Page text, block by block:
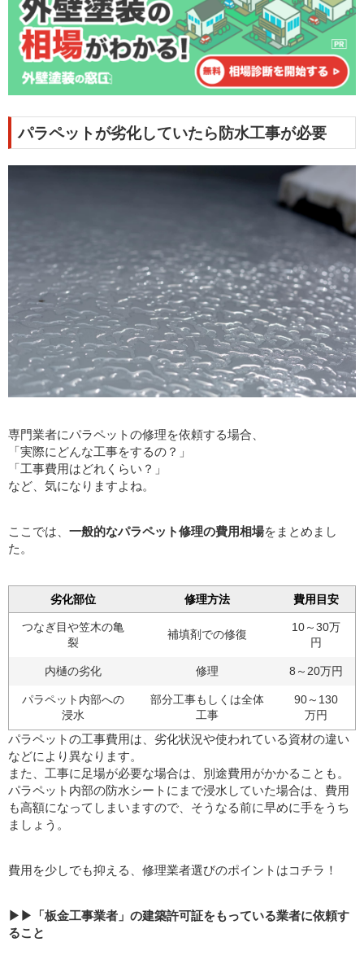
パラペットが劣化していたら防水工事が必要
専門業者にパラペットの修理を依頼する場合、
「実際にどんな工事をするの？」
「工事費用はどれくらい？」
など、気になりますよね。
ここでは、 一般的なパラペット修理の費用相場をまとめまし
た。
劣化部位 修理方法 費用目安
つなぎ目や笠木の亀
裂
補填剤での修復
10～30万
円
内樋の劣化 修理 8～20万円
パラペット内部への
浸水
部分工事もしくは全体
工事
90～130
万円
パラペットの工事費用は、劣化状況や使われている資材の違い
などにより異なります。
また、工事に足場が必要な場合は、別途費用がかかることも。
パラペット内部の防水シートにまで浸水していた場合は、費用
も高額になってしまいますので、そうなる前に早めに手をうち
ましょう。
費用を少しでも抑える、修理業者選びのポイントはコチラ！
▶▶「板金工事業者」の建築許可証をもっている業者に依頼す
ること